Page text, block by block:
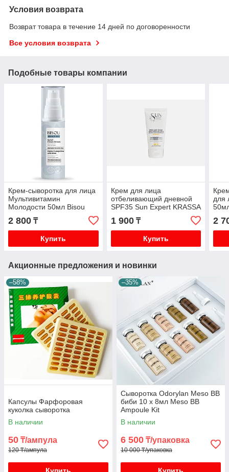
Условия возврата
Возврат товара в течение 14 дней по договоренности
Все условия возврата
Подобные товары компании
Крем-cыворотка для лица
Мультивитамин
Молодости 50мл Bisou
antiAge BIO
2 800 ₸
Купить
Крем для лица
отбеливающий дневной
SPF35 Sun Expert KRASSA
1 900₸
Купить
для
2
Акционные предложения и новинки
–58%
Капсулы Фарфоровая
куколка сыворотка
В наличии
50 ₸/ампула
120 ₸/ампула
–35%
Сыворотка Odorylan Meso BB
биби 10 х 8мл Meso BB
Ampoule Kit
В наличии
6 500 ₸/упаковка
10 000 ₸/упаковка